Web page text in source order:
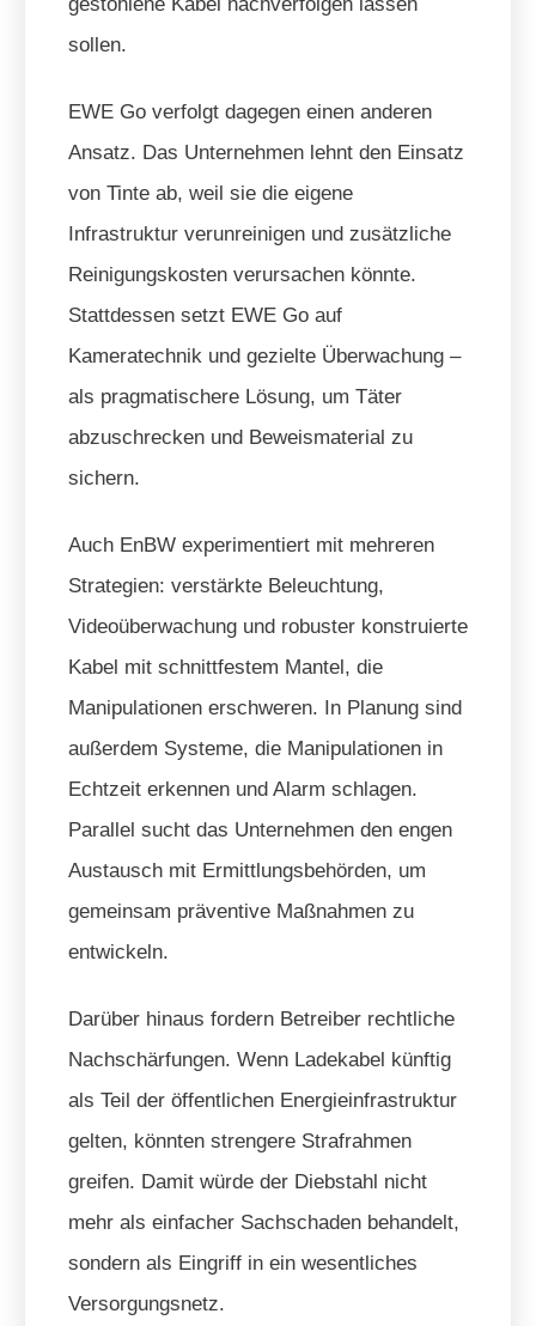
sollen.
EWE Go verfolgt dagegen einen anderen
Ansatz. Das Unternehmen lehnt den Einsatz
von Tinte ab, weil sie die eigene
Infrastruktur verunreinigen und zusätzliche
Reinigungskosten verursachen könnte.
Stattdessen setzt EWE Go auf
Kameratechnik und gezielte Überwachung –
als pragmatischere Lösung, um Täter
abzuschrecken und Beweismaterial zu
sichern.
Auch EnBW experimentiert mit mehreren
Strategien: verstärkte Beleuchtung,
Videoüberwachung und robuster konstruierte
Kabel mit schnittfestem Mantel, die
Manipulationen erschweren. In Planung sind
außerdem Systeme, die Manipulationen in
Echtzeit erkennen und Alarm schlagen.
Parallel sucht das Unternehmen den engen
Austausch mit Ermittlungsbehörden, um
gemeinsam präventive Maßnahmen zu
entwickeln.
Darüber hinaus fordern Betreiber rechtliche
Nachschärfungen. Wenn Ladekabel künftig
als Teil der öffentlichen Energieinfrastruktur
gelten, könnten strengere Strafrahmen
greifen. Damit würde der Diebstahl nicht
mehr als einfacher Sachschaden behandelt,
sondern als Eingriff in ein wesentliches
Versorgungsnetz.